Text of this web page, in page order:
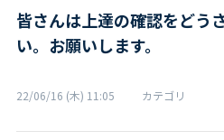
皆さんは上達の確認をどう
い。お願いします。
22/06/16 (木) 11:05 カテゴリ